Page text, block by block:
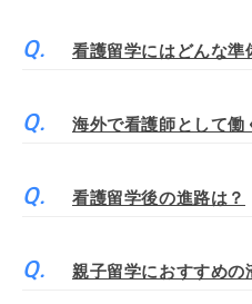
看護留学にはどんな準
海外で看護師として働
看護留学後の進路は？
親子留学におすすめの